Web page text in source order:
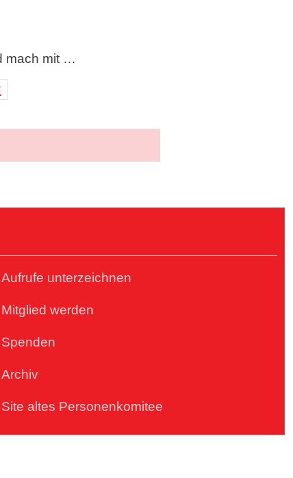
mach mit …
Aufrufe unterzeichnen
Mitglied werden
Spenden
Archiv
Site altes Personenkomitee